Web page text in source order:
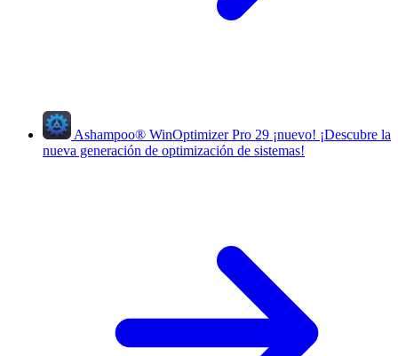
Ashampoo® WinOptimizer Pro 29 ¡nuevo! ¡Descubre la
nueva generación de optimización de sistemas!